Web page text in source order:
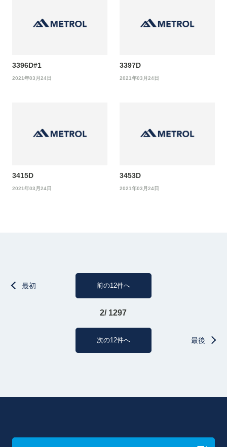
3396D#1
2021年03月24日
3397D
2021年03月24日
3415D
2021年03月24日
3453D
2021年03月24日
最初 前の12件へ
2/ 1297
次の12件へ 最後